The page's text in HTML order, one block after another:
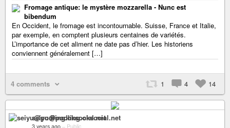
Fromage antique: le mystère mozzarella - Nunc est
bibendum
En Occident, le fromage est incontournable. Suisse, France et Italie,
par exemple, en comptent plusieurs centaines de variétés.
L’importance de cet aliment ne date pas d’hier. Les historiens
conviennent généralement […]
4 comments 1 4 14
seiyu@podling.oksocial.net
3 years ago – Public